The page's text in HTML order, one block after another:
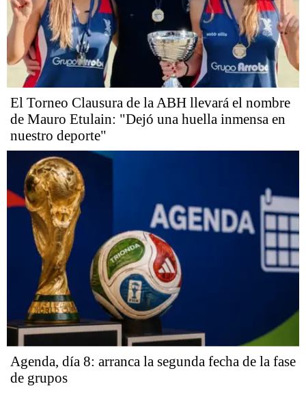
El Torneo Clausura de la ABH llevará el nombre
de Mauro Etulain: "Dejó una huella inmensa en
nuestro deporte"
Agenda, día 8: arranca la segunda fecha de la fase
de grupos